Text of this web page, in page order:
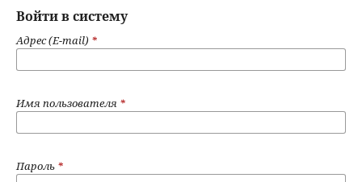
Войти в систему
Адрес (E-mail) *
Имя пользователя *
Пароль *